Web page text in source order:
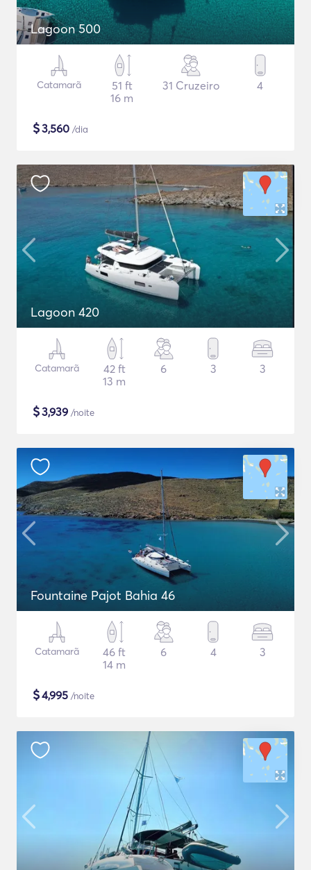
Lagoon 500
Catamarã
51 ft
16 m
31 Cruzeiro 4
$3,560 /dia
Lagoon 420
Catamarã
42 ft
13 m
6 3 3
$3,939 /noite
Fountaine Pajot Bahia 46
Catamarã
46 ft
14 m
6 4 3
$4,995 /noite